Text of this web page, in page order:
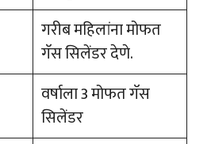
गरीब महिलांना मोफत
गॅस सिलेंडर देणे.
वर्षाला 3 मोफत गॅस
सिलेंडर